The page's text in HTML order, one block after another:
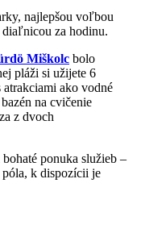
najlepšou voľbou
diaľnicou za hodinu.
Miškolc bolo
pláži si užijete 6
atrakciami ako vodné
na cvičenie
z dvoch
ponuka služieb –
k dispozícii je